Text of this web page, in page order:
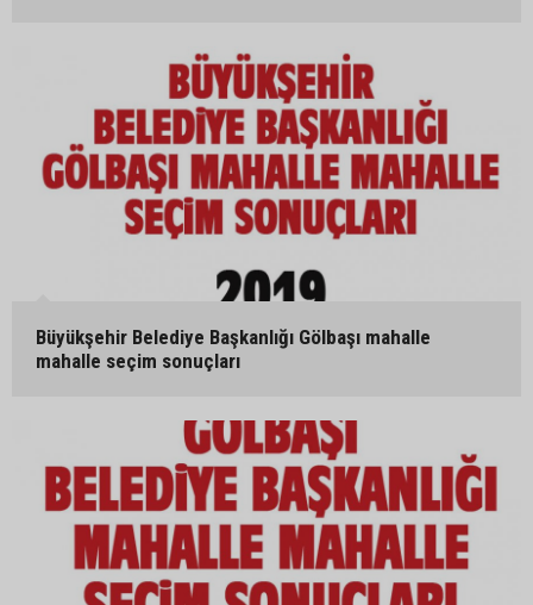
Büyükşehir Belediye Başkanlığı Gölbaşı mahalle
mahalle seçim sonuçları